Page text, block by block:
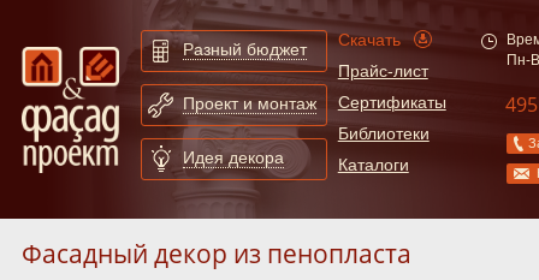
Разный бюджет
Проект и монтаж
Идея декора
Скачать
Прайс-лист
Сертификаты
Библиотеки
Каталоги
Пн-
Фасадный декор из пенопласта